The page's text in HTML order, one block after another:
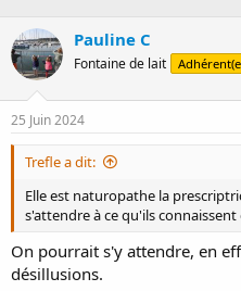
m
a
r
r
é
e
a
e
d
d
Pauline C
Fontaine de lait
25 Juin 2024
Trefle a dit:
Elle est naturopathe la
s'attendre à ce qu'ils
On pourrait s'y attendre, en
désillusions.